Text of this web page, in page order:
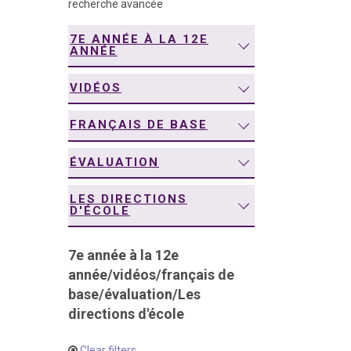
recherche avancée
7E ANNÉE À LA 12E
ANNÉE
VIDÉOS
FRANÇAIS DE BASE
ÉVALUATION
LES DIRECTIONS
D'ÉCOLE
7e année à la 12e
année/vidéos/français de
base/évaluation/Les
directions d'école